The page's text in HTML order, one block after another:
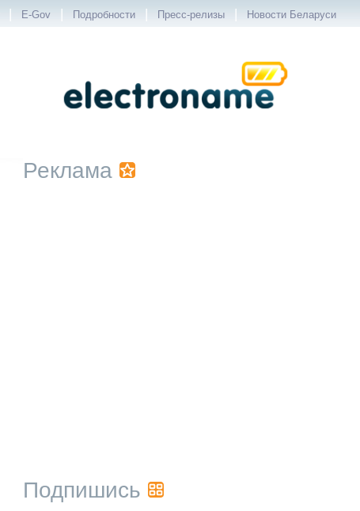
| E-Gov | Подробности | Пресс-релизы | Новости Беларуси
Реклама
Подпишись